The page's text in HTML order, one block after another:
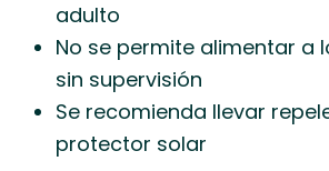
adulto
No se permite alimentar a
sin supervisión
Se recomienda llevar
protector solar